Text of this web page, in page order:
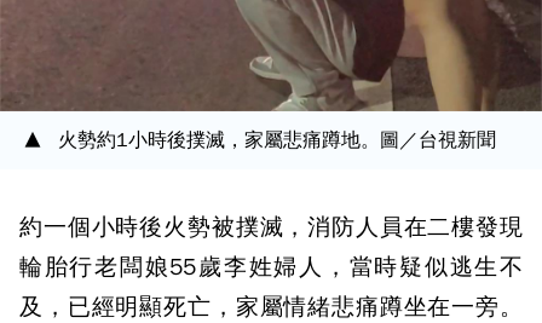
火勢約1小時後撲滅，家屬悲痛蹲地。圖／台視新聞
約一個小時後火勢被撲滅，消防人員在二樓發現
輪胎行老闆娘55歲李姓婦人，當時疑似逃生不
及，已經明顯死亡，家屬情緒悲痛蹲坐在一旁。